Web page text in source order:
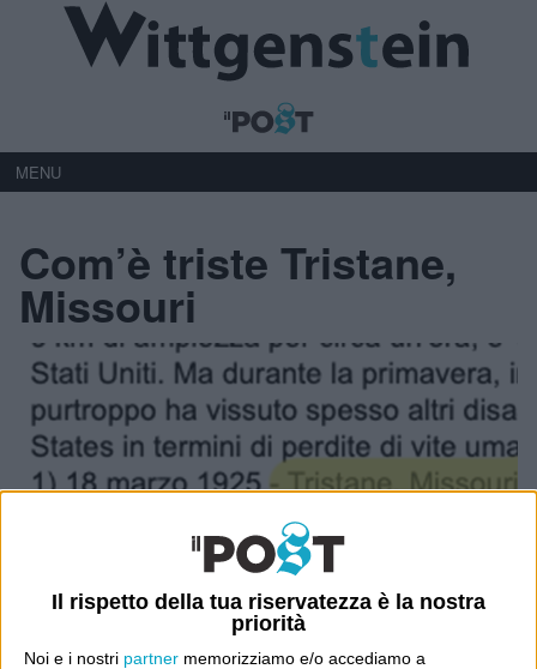
Il rispetto della tua riservatezza è la nostra
priorità
Noi e i nostri partner memorizziamo e/o accediamo a
MENU
Com’è triste Tristane,
Missouri